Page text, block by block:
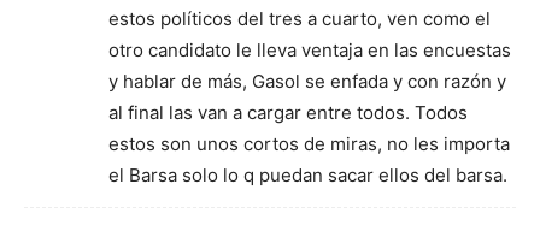
estos políticos del tres a cuarto, ven como el
otro candidato le lleva ventaja en las encuestas
y hablar de más, Gasol se enfada y con razón y
al final las van a cargar entre todos. Todos
estos son unos cortos de miras, no les importa
el Barsa solo lo q puedan sacar ellos del barsa.